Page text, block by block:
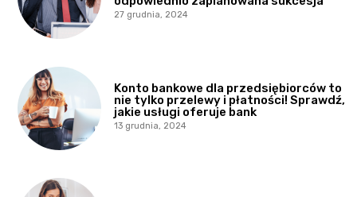
27 grudnia, 2024
Konto bankowe dla przedsiębiorców to
nie tylko przelewy i płatności! Sprawdź,
jakie usługi oferuje bank
13 grudnia, 2024